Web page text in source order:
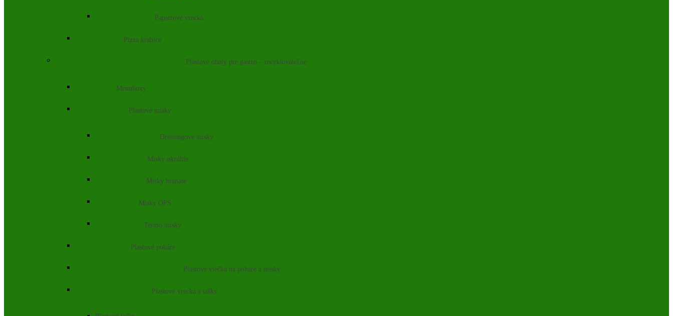
Papierové vrecká
Pizza krabice
Plastové obaly pre gastro – recyklovateľné
Menuboxy
Plastové misky
Dressingové misky
Misky okrúhle
Misky hranaté
Misky OPS
Termo misky
Plastové poháre
Plastové viečka na poháre a misky
Plastové vrecká a tašky